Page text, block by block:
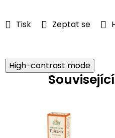
Tisk Zeptat se
High-contrast mode